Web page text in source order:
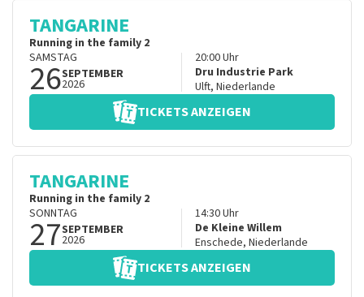
TANGARINE
Running in the family 2
SAMSTAG
26SEPTEMBER
2026
20:00Uhr
Dru Industrie Park
Ulft, Niederlande
TICKETS ANZEIGEN
TANGARINE
Running in the family 2
SONNTAG
27SEPTEMBER
2026
14:30Uhr
De Kleine Willem
Enschede, Niederlande
TICKETS ANZEIGEN